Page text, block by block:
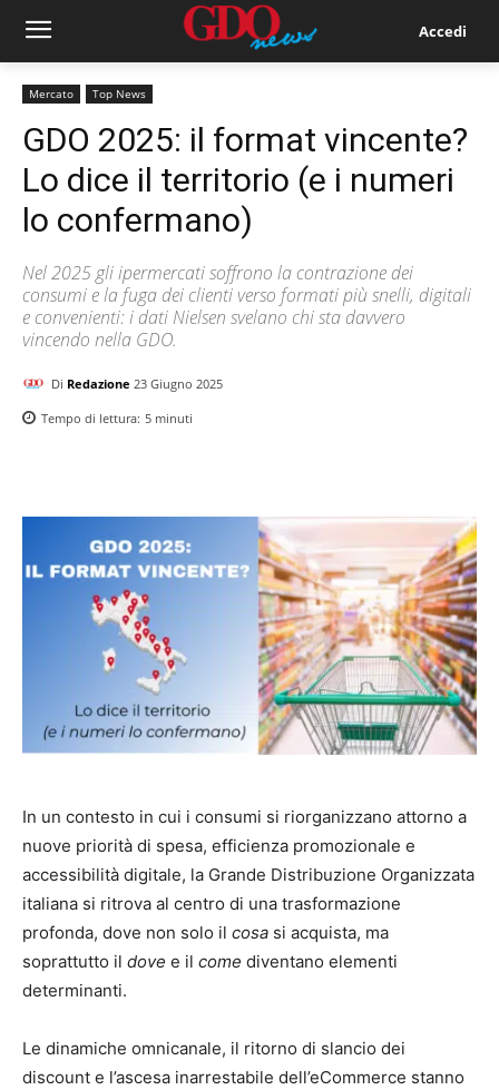
Accedi
Mercato Top News
GDO 2025: il format vincente?
Lo dice il territorio (e i numeri
lo confermano)
Nel 2025 gli ipermercati soffrono la contrazione dei
consumi e la fuga dei clienti verso formati più snelli, digitali
e convenienti: i dati Nielsen svelano chi sta davvero
vincendo nella GDO.
Di Redazione 23 Giugno 2025
Tempo di lettura: 5 minuti
In un contesto in cui i consumi si riorganizzano attorno a
nuove priorità di spesa, efficienza promozionale e
accessibilità digitale, la Grande Distribuzione Organizzata
italiana si ritrova al centro di una trasformazione
profonda, dove non solo il cosa si acquista, ma
soprattutto il dove e il come diventano elementi
determinanti.
Le dinamiche omnicanale, il ritorno di slancio dei
discount e l’ascesa inarrestabile dell’eCommerce stanno